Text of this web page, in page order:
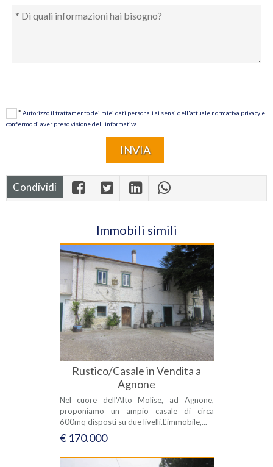
*Autorizzo il trattamento dei miei dati personali ai sensi dell'attuale normativa privacy e
confermo di aver preso visione dell'informativa.
Condividi
Immobili simili
Rustico/Casale in Vendita a
Agnone
Nel cuore dell'Alto Molise, ad Agnone,
proponiamo un ampio casale di circa
600mq disposti su due livelli.L'immobile,...
€ 170.000